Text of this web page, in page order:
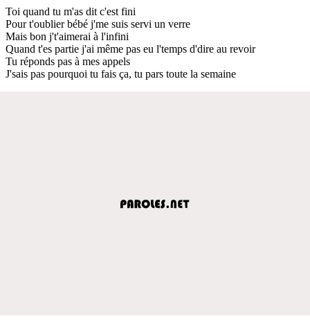
Toi quand tu m'as dit c'est fini
Pour t'oublier bébé j'me suis servi un verre
Mais bon j't'aimerai à l'infini
Quand t'es partie j'ai même pas eu l'temps d'dire au revoir
Tu réponds pas à mes appels
J'sais pas pourquoi tu fais ça, tu pars toute la semaine